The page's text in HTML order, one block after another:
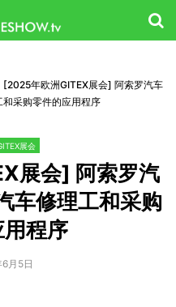
[2025年欧洲GITEX展会] 阿索罗汽车
采购零件的应用程序
展会
展会] 阿索罗汽
车修理工和采购
程序
月5日